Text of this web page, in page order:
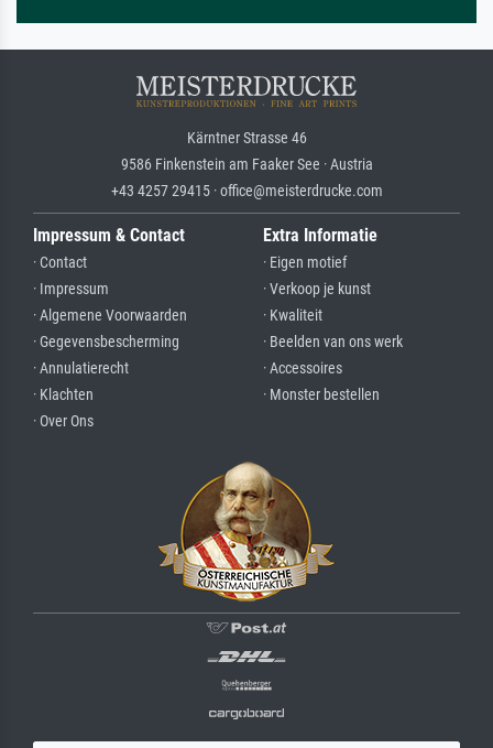
Kärntner Strasse 46
9586 Finkenstein am Faaker See · Austria
+43 4257 29415 · office@meisterdrucke.com
Impressum & Contact
· Contact
· Impressum
· Algemene Voorwaarden
· Gegevensbescherming
· Annulatierecht
· Klachten
· Over Ons
Extra Informatie
· Eigen motief
· Verkoop je kunst
· Kwaliteit
· Beelden van ons werk
· Accessoires
· Monster bestellen